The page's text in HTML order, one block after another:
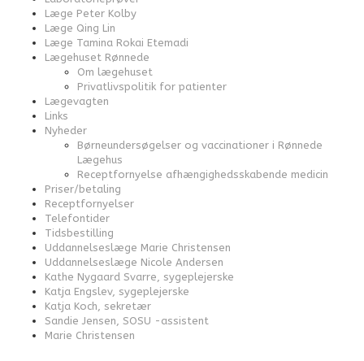
Læge Peter Kolby
Læge Qing Lin
Læge Tamina Rokai Etemadi
Lægehuset Rønnede
Om lægehuset
Privatlivspolitik for patienter
Lægevagten
Links
Nyheder
Børneundersøgelser og vaccinationer i Rønnede
Lægehus
Receptfornyelse afhængighedsskabende medicin
Priser/betaling
Receptfornyelser
Telefontider
Tidsbestilling
Uddannelseslæge Marie Christensen
Uddannelseslæge Nicole Andersen
Kathe Nygaard Svarre, sygeplejerske
Katja Engslev, sygeplejerske
Katja Koch, sekretær
Sandie Jensen, SOSU -assistent
Marie Christensen